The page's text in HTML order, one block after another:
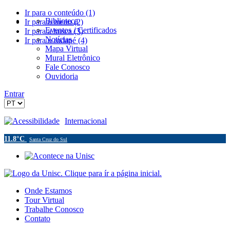
Ir para o conteúdo (1)
Ir para o menu (2)
Ir para a busca (3)
Ir para o rodapé (4)
Biblioteca
Eventos / Certificados
Notícias
Mapa Virtual
Mural Eletrônico
Fale Conosco
Ouvidoria
Entrar
Acessibilidade Internacional
11.8°C Santa Cruz do Sul
Onde Estamos
Tour Virtual
Trabalhe Conosco
Contato